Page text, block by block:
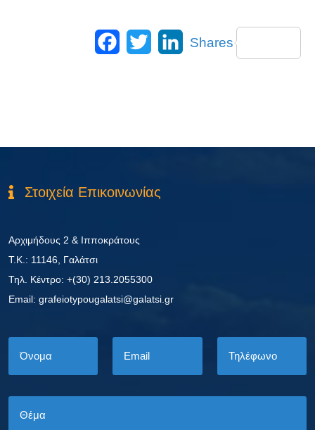
Facebook
Twitter LinkedIn
Shares
Στοιχεία Επικοινωνίας
Αρχιμήδους 2 & Ιπποκράτους
Τ.Κ.: 11146, Γαλάτσι
Τηλ. Κέντρο: +(30) 213.2055300
Εmail: grafeiotypougalatsi@galatsi.gr